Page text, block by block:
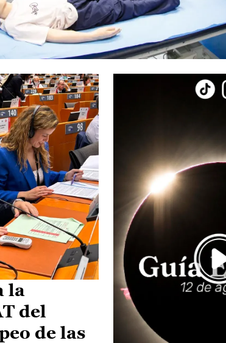
la
del
de las